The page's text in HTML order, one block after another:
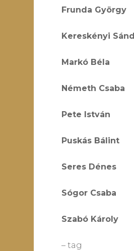
Frunda György
Kereskényi
Markó Béla –
Németh Csaba
Pete István –
Puskás Bálint –
Seres Dénes –
Sógor Csaba –
Szabó Károly –
– tag